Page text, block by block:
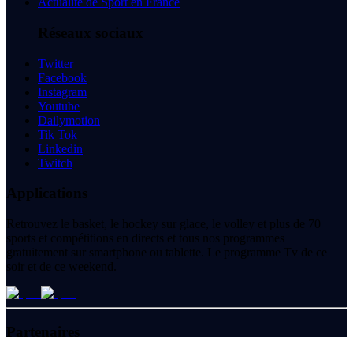
Réseaux sociaux
Twitter
Facebook
Instagram
Youtube
Dailymotion
Tik Tok
Linkedin
Twitch
Applications
Retrouvez le basket, le hockey sur glace, le volley et plus de 70
sports et compétitions en directs et tous nos programmes
gratuitement sur smartphone ou tablette. Le programme Tv de ce
soir et de ce weekend.
Partenaires